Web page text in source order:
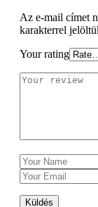
Az e-mail címet
karakterrel
Your rating